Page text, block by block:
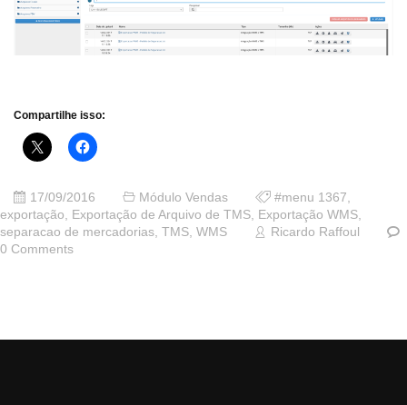
Compartilhe isso:
17/09/2016 Módulo Vendas #menu 1367
exportação
Exportação de Arquivo de TMS Exportação WMS
separacao de mercadorias TMS WMS
Ricardo Raffoul
0 Comments